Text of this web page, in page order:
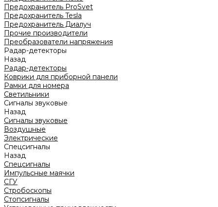
Предохранитель ProSvet
Предохранитель Tesla
Предохранитель Диалуч
Прочие производители
Преобразователи напряжения
Радар-детекторы
Назад
Радар-детекторы
Коврики для приборной панели
Рамки для номера
Светильники
Сигналы звуковые
Назад
Сигналы звуковые
Воздушные
Электрические
Спецсигналы
Назад
Спецсигналы
Импульсные маячки
СГУ
Стробоскопы
Стопсигналы